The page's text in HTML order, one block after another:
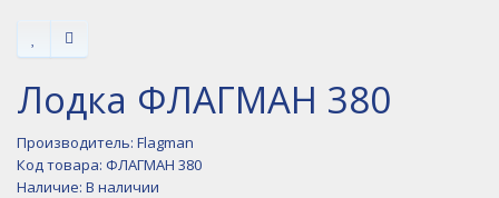
Лодка ФЛАГМАН 380
Производитель: Flagman
Код товара: ФЛАГМАН 380
Наличие: В наличии